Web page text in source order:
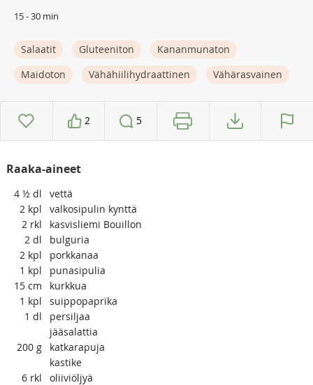
15 - 30 min
Salaatit Gluteeniton
Kananmunaton
Maidoton
Vähähiilihydraattinen Vähärasvainen
2 5
Raaka-aineet
4 ½ dl
vettä
2 kpl
valkosipulin kynttä
2 rkl
kasvisliemi Bouillon
2 dl
bulguria
2 kpl
porkkanaa
1 kpl
punasipulia
15 cm
kurkkua
1 kpl
suippopaprika
1 dl
persiljaa
jääsalattia
200 g
katkarapuja
kastike
6 rkl
oliiviöljyä